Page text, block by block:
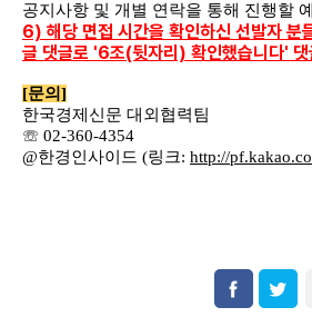
공지사항 및 개별 연락을 통해 진행할
6) 해당 면접 시간을 확인하신 선발자 분
글 댓글로 '6조(뒷자리) 확인했습니다'
[문의]
한국경제신문 대외협력팀
☏ 02-360-4354
@한경인사이드 (링크: http://